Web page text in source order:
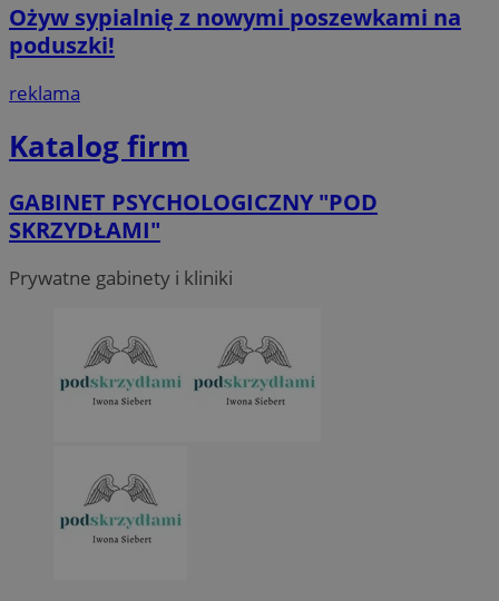
Ożyw sypialnię z nowymi poszewkami na
poduszki!
reklama
Katalog firm
GABINET PSYCHOLOGICZNY "POD
SKRZYDŁAMI"
Prywatne gabinety i kliniki